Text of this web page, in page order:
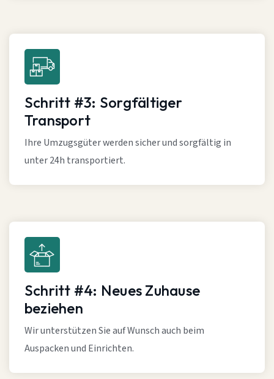
Schritt #3: Sorgfältiger
Transport
Ihre Umzugsgüter werden sicher und sorgfältig in
unter 24h transportiert.
Schritt #4: Neues Zuhause
beziehen
Wir unterstützen Sie auf Wunsch auch beim
Auspacken und Einrichten.